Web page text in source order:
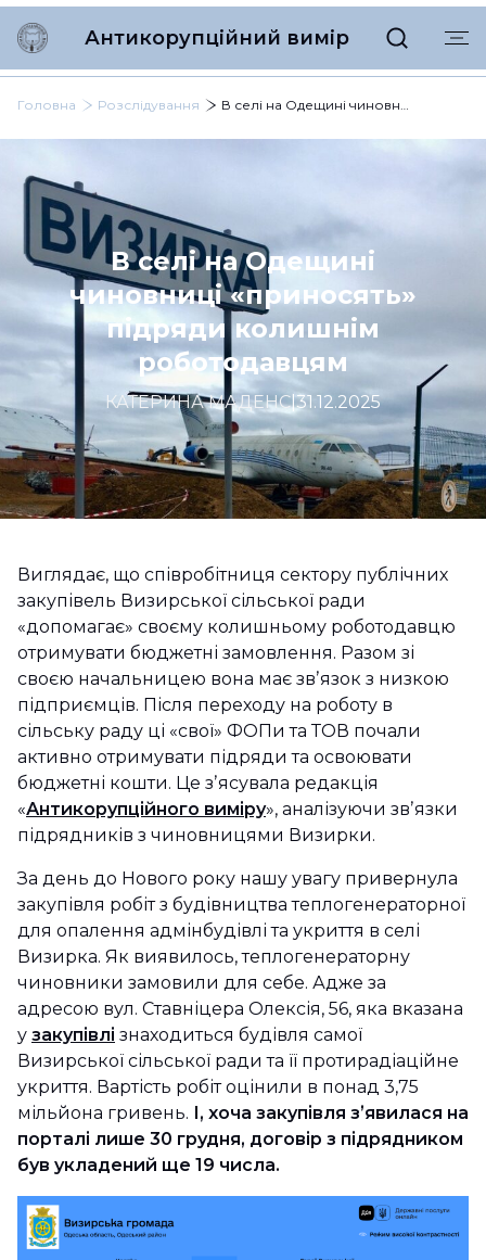
Антикорупційний вимір
Головна Розслідування В селі на Одещині чиновниці «приносять» підряди колишнім роботодавцям
В селі на Одещині
чиновниці «приносять»
підряди колишнім
роботодавцям
КАТЕРИНА МАДЕНС|31.12.2025
Виглядає, що співробітниця сектору публічних
закупівель Визирської сільської ради
«допомагає» своєму колишньому роботодавцю
отримувати бюджетні замовлення. Разом зі
своєю начальницею вона має звʼязок з низкою
підприємців. Після переходу на роботу в
сільську раду ці «свої» ФОПи та ТОВ почали
активно отримувати підряди та освоювати
бюджетні кошти. Це зʼясувала редакція
«Антикорупційного виміру», аналізуючи звʼязки
підрядників з чиновницями Визирки.
За день до Нового року нашу увагу привернула
закупівля робіт з будівництва теплогенераторної
для опалення адмінбудівлі та укриття в селі
Визирка. Як виявилось, теплогенераторну
чиновники замовили для себе. Адже за
адресою вул. Ставніцера Олексія, 56, яка вказана
у закупівлі знаходиться будівля самої
Визирської сільської ради та її протирадіаційне
укриття. Вартість робіт оцінили в понад 3,75
мільйона гривень. І, хоча закупівля зʼявилася на
порталі лише 30 грудня, договір з підрядником
був укладений ще 19 числа.